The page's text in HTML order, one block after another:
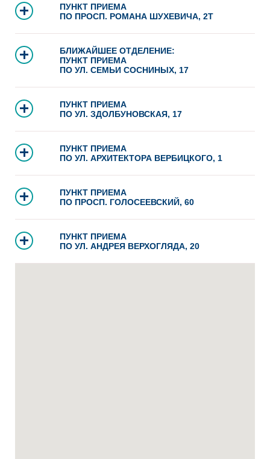
ПУНКТ ПРИЕМА
ПО ПРОСП. РОМАНА ШУХЕВИЧА, 2Т
БЛИЖАЙШЕЕ ОТДЕЛЕНИЕ:
ПУНКТ ПРИЕМА
ПО УЛ. СЕМЬИ СОСНИНЫХ, 17
ПУНКТ ПРИЕМА
ПО УЛ. ЗДОЛБУНОВСКАЯ, 17
ПУНКТ ПРИЕМА
ПО УЛ. АРХИТЕКТОРА ВЕРБИЦКОГО, 1
ПУНКТ ПРИЕМА
ПО ПРОСП. ГОЛОСЕЕВСКИЙ, 60
ПУНКТ ПРИЕМА
ПО УЛ. АНДРЕЯ ВЕРХОГЛЯДА, 20